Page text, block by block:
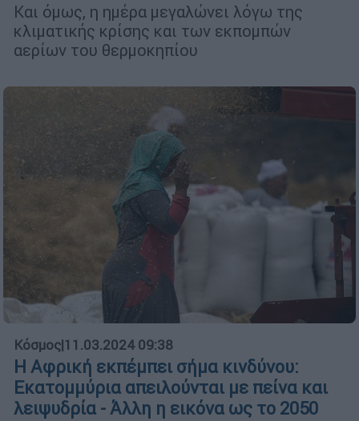
Και όμως, η ημέρα μεγαλώνει λόγω της
κλιματικής κρίσης και των εκπομπών
αερίων του θερμοκηπίου
Κόσμος|11.03.2024 09:38
Η Αφρική εκπέμπει σήμα κινδύνου:
Εκατομμύρια απειλούνται με πείνα και
λειψυδρία - Άλλη η εικόνα ως το 2050